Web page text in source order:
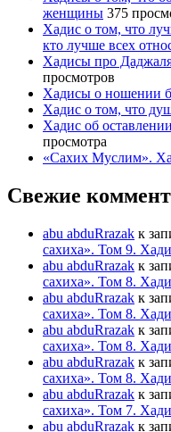
женщины 375
Хадис о том, что
кто лучше всех
Хадисы про
просмотров
Хадисы о ношении
Хадис о том, что
Хадис об
просмотра
«Сахих Муслим».
Свежие
abu abduRrazak к
сахиха». Том 9.
abu abduRrazak к
сахиха». Том 8.
abu abduRrazak к
сахиха». Том 8.
abu abduRrazak к
сахиха». Том 8.
abu abduRrazak к
сахиха». Том 8.
abu abduRrazak к
сахиха». Том 7.
abu abduRrazak к